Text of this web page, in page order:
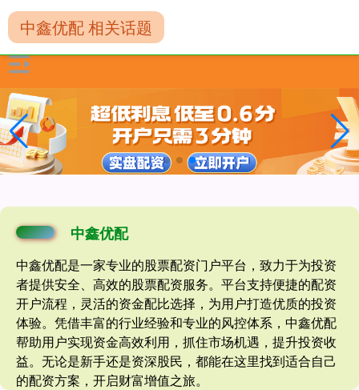
中鑫优配
中鑫优配是一家专业的股票配资门户平台，致力于为投资
者提供安全、高效的股票配资服务。平台支持便捷的配资
开户流程，灵活的资金配比选择，为用户打造优质的投资
体验。凭借丰富的行业经验和专业的风控体系，中鑫优配
帮助用户实现资金高效利用，抓住市场机遇，提升投资收
益。无论是新手还是资深股民，都能在这里找到适合自己
的配资方案，开启财富增值之旅。
中鑫优配 相关话题